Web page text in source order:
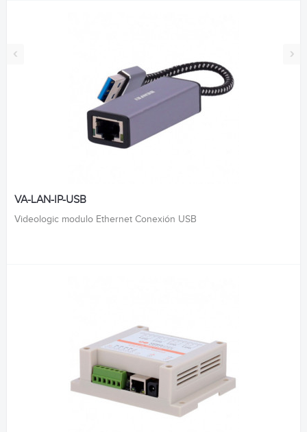
‹ ›
VA-LAN-IP-USB
Videologic modulo Ethernet Conexión USB